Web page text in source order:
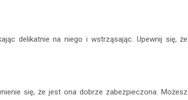
delikatnie na niego i wstrząsając. Upewnij się, że
się, że jest ona dobrze zabezpieczona. Możesz